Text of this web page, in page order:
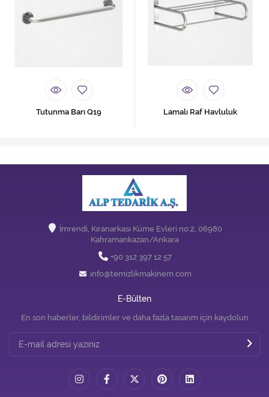
Tutunma Barı Q19 Lamalı Raf Havluluk
İmrendi, Kıranarkası Küme Evleri no:2, 06980
Kahramankazan/Ankara
+90 312 397 12 57
info@temizlikmakinem.com
E-Bülten
En son haberler, bildirimler ve daha fazla tasarım için kaydolun